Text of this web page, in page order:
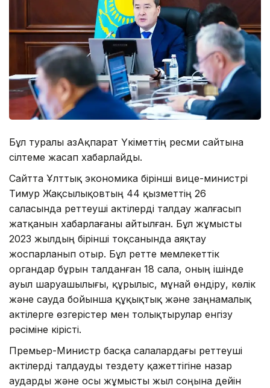
Бұл туралы ҚазАқпарат Үкіметтің ресми сайтына
сілтеме жасап хабарлайды.
Сайтта Ұлттық экономика бірінші вице-министрі
Тимур Жақсылықовтың 44 қызметтің 26
саласында реттеуші актілерді талдау жалғасып
жатқанын хабарлағаны айтылған. Бұл жұмысты
2023 жылдың бірінші тоқсанында аяқтау
жоспарланып отыр. Бұл ретте мемлекеттік
органдар бұрын талданған 18 сала, оның ішінде
ауыл шаруашылығы, құрылыс, мұнай өндіру, көлік
және сауда бойынша құқықтық және заңнамалық
актілерге өзгерістер мен толықтырулар енгізу
рәсіміне кірісті.
Премьер-Министр басқа салалардағы реттеуші
актілерді талдауды тездету қажеттігіне назар
аударды және осы жұмысты жыл соңына дейін